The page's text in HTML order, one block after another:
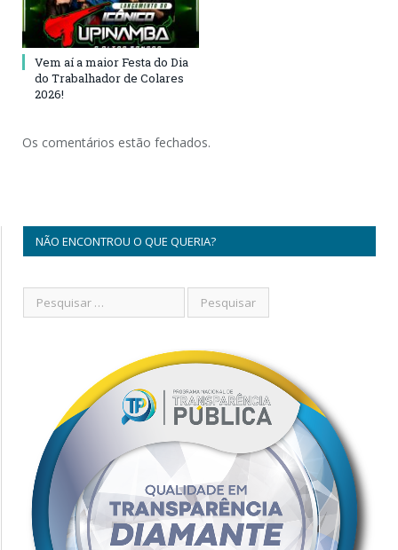
Vem aí a maior Festa do Dia
do Trabalhador de Colares
2026!
Os comentários estão fechados.
NÃO ENCONTROU O QUE QUERIA?